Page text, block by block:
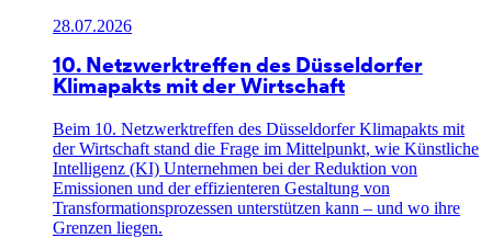
28.07.2026
10. Netzwerktreffen des Düsseldorfer
Klimapakts mit der Wirtschaft
Beim 10. Netzwerktreffen des Düsseldorfer Klimapakts mit
der Wirtschaft stand die Frage im Mittelpunkt, wie Künstliche
Intelligenz (KI) Unternehmen bei der Reduktion von
Emissionen und der effizienteren Gestaltung von
Transformationsprozessen unterstützen kann – und wo ihre
Grenzen liegen.